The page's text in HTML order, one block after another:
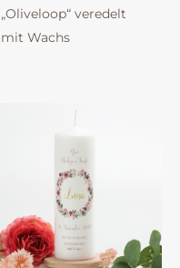
„Oliveloop“ veredelt
mit Wachs